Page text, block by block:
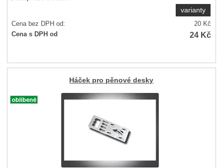
varianty
Cena bez DPH od: 20 Kč
Cena s DPH od
24 Kč
Háček pro pěnové desky